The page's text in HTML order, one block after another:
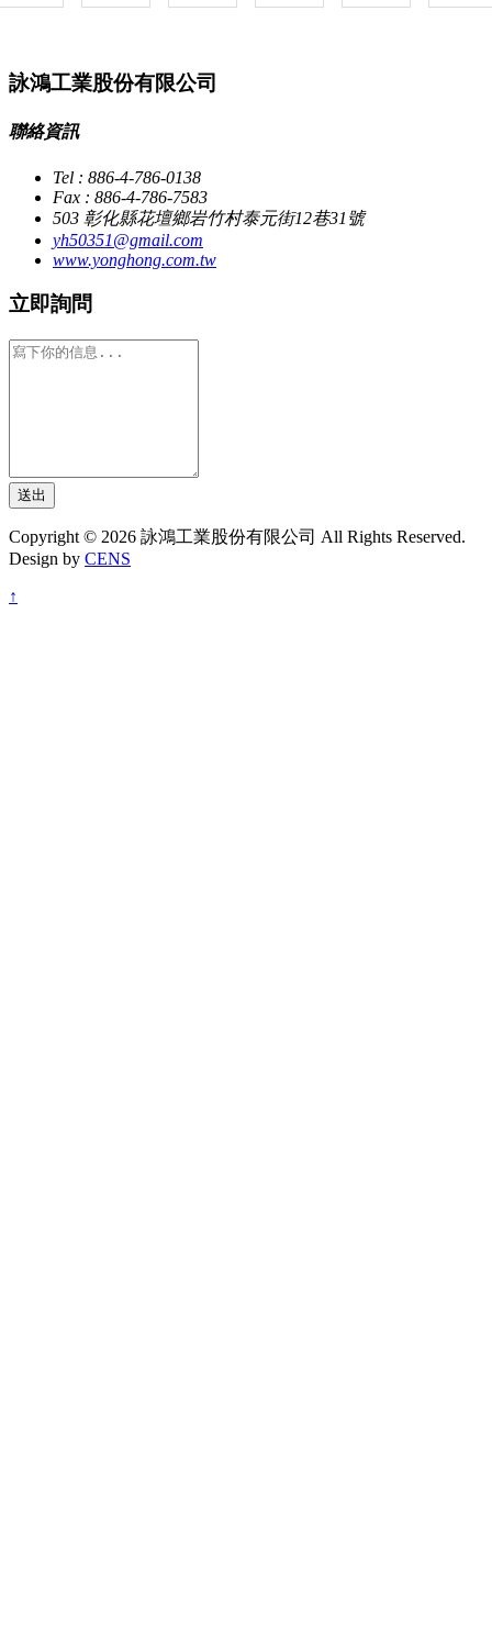
詠鴻工業股份有限公司
聯絡資訊
Tel : 886-4-786-0138
Fax : 886-4-786-7583
503 彰化縣花壇鄉岩竹村泰元街12巷31號
yh50351@gmail.com
www.yonghong.com.tw
立即詢問
送出
Copyright © 2026 詠鴻工業股份有限公司 All Rights Reserved.
Design by CENS
↑